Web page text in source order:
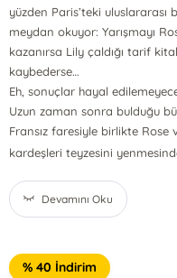
yüzden Paris’teki
meydan okuyor: Yarışmayı
kazanırsa Lily çaldığı tarif
kaybederse…
Eh, sonuçlar hayal
Uzun zaman sonra bulduğu
Fransız faresiyle birlikte Rose
kardeşleri teyzesini
Devamını Oku
% 40 İndirim